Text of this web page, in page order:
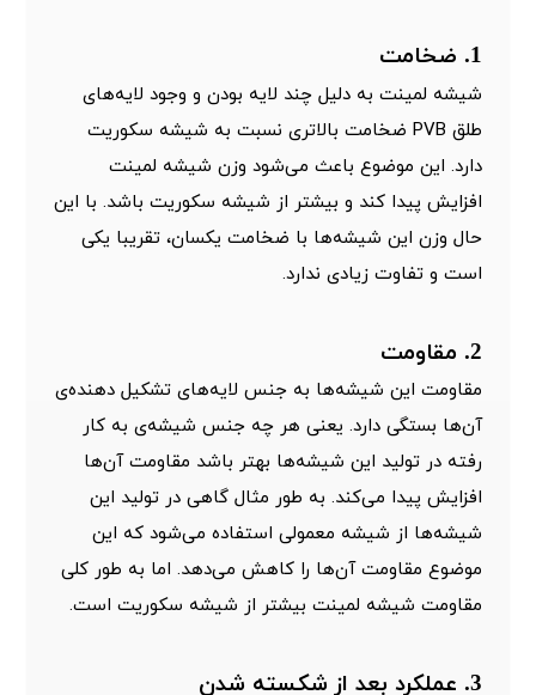
1. ضخامت
شیشه لمینت به دلیل چند لایه بودن و وجود لایه‌های
طلق PVB ضخامت بالاتری نسبت به شیشه سکوریت
دارد. این موضوع باعث می‌شود وزن شیشه لمینت
افزایش پیدا کند و بیشتر از شیشه سکوریت باشد. با این
حال وزن این شیشه‌ها با ضخامت یکسان، تقریبا یکی
است و تفاوت زیادی ندارد.
2. مقاومت
مقاومت این شیشه‌ها به جنس لایه‌های تشکیل دهنده‌ی
آن‌ها بستگی دارد. یعنی هر چه جنس شیشه‌ی به کار
رفته در تولید این شیشه‌ها بهتر باشد مقاومت آن‌ها
افزایش پیدا می‌کند. به طور مثال گاهی در تولید این
شیشه‌ها از شیشه معمولی استفاده می‌شود که این
موضوع مقاومت آن‌ها را کاهش می‌دهد. اما به طور کلی
مقاومت شیشه لمینت بیشتر از شیشه سکوریت است.
3. عملکرد بعد از شکسته شدن